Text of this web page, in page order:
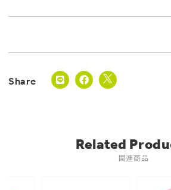
Related
関連商品